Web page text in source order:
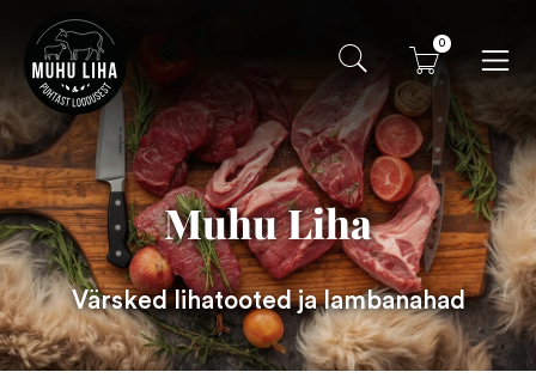
0
Muhu Liha
Värsked lihatooted ja lambanahad